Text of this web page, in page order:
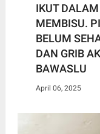
IKUT
MEMBISU.
BELUM
DAN GRIB
BAWASLU
April 06, 2025